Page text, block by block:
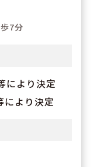
7分
により決定
より決定